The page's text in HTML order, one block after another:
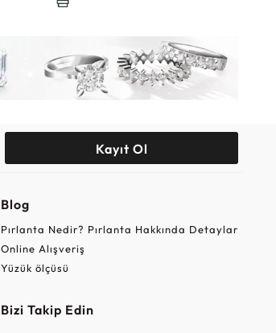
Kayıt Ol
Blog
Pırlanta Nedir? Pırlanta Hakkında Detaylar
Online Alışveriş
Yüzük ölçüsü
Bizi Takip Edin